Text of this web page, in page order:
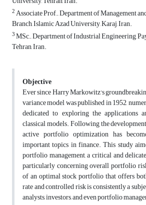
2Associate Prof., Department of Management
Branch, Islamic Azad University, Karaj, Iran.
3MSc., Department of Industrial Engineering,
Tehran, Iran.
Objective
Ever since Harry Markowitz's
variance model was published in 1952,
dedicated to exploring the applications
classical models. Following the
active portfolio optimization has
important topics in finance. This study
portfolio management, a critical and
particularly concerning overall portfolio
of an optimal stock portfolio that offers
rate and controlled risk is consistently a
analysts, investors, and even portfolio